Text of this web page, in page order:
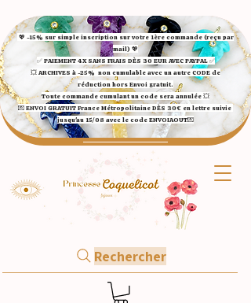
💖 -15% sur simple inscription sur votre 1ère commande (reçu par
mail) 💖
✅ ​PAIEMENT 4X SANS FRAIS DÈS 30 EUR AVEC PAYPAL​ ✅​​​​​​​
💥 ARCHIVES à -25% non cumulable avec un autre CODE de
réduction hors Envoi gratuit.
Toute commande cumulant un code sera annulée 💥
💌 ENVOI GRATUIT France Métropolitaine DÈS 30€ en lettre suivie
jusqu'au 15/08 avec le code ENVOIAOUT💌​
Rechercher